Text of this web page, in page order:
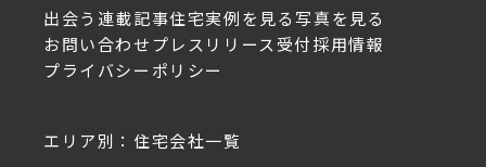
出会う 連載記事住宅実例を見る写真を見る
お問い合わせ プレスリリース受付採用情報
プライバシーポリシー
エリア別：住宅会社一覧